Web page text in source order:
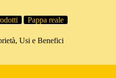
Pappa reale
Usi e Benefici